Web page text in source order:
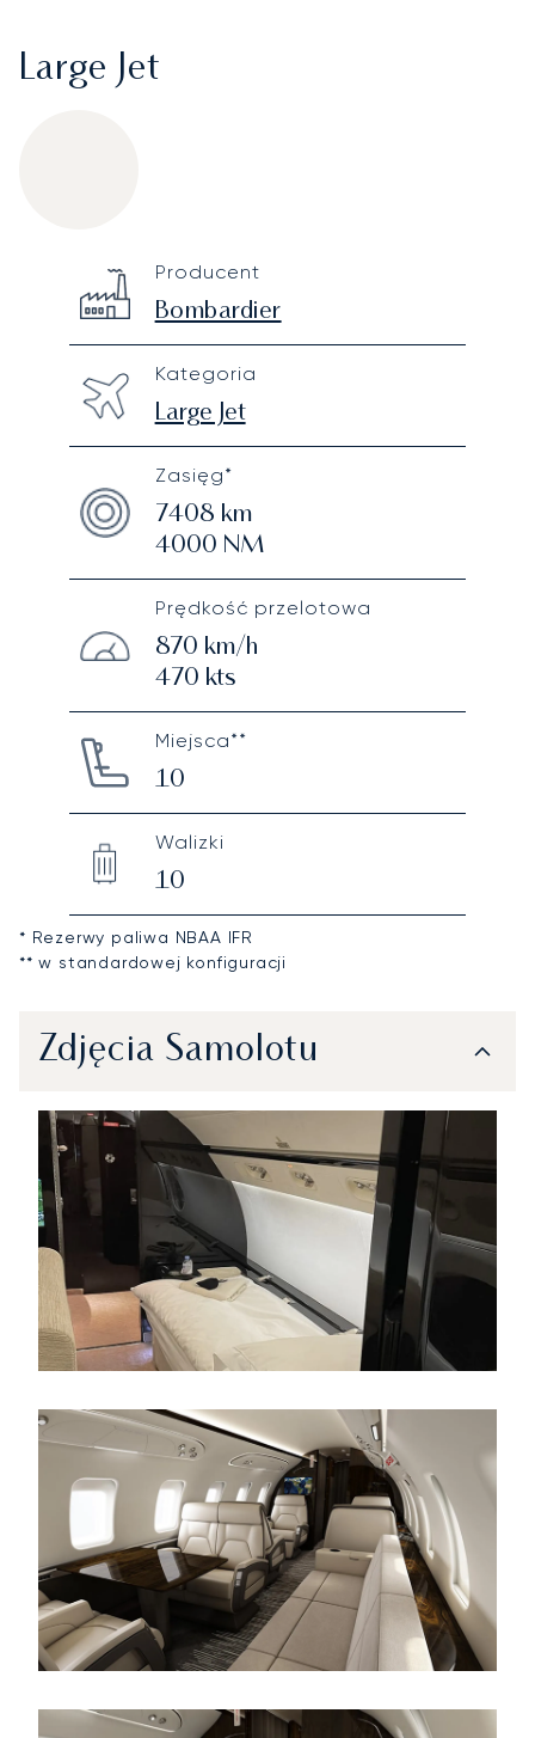
Large Jet
Technical specifications
Producent
Bombardier
Kategoria
Large Jet
Zasięg*
7408 km
4000 NM
Prędkość przelotowa
870 km/h
470 kts
Miejsca**
10
Walizki
10
* Rezerwy paliwa NBAA IFR
** w standardowej konfiguracji
Zdjęcia Samolotu